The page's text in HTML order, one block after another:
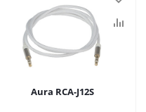
Aura RCA-J12S